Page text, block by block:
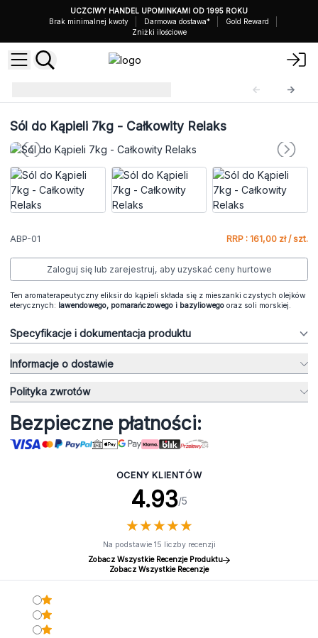
UCZCIWY HANDEL UPOMINKAMI OD 1995 ROKU
Brak minimalnej kwoty
Darmowa dostawa*
Gold Reward
Zniżki ilościowe
Sól do Kąpieli 7kg - Całkowity Relaks
ABP-01 RRP : 161,00 zł / szt.
Zaloguj się lub zarejestruj, aby uzyskać ceny hurtowe
Ten aromaterapeutyczny eliksir do kąpieli składa się z mieszanki czystych olejków
eterycznych: lawendowego, pomarańczowego i bazyliowego oraz soli morskiej.
Specyfikacje i dokumentacja produktu
Informacje o dostawie
Polityka zwrotów
Bezpieczne płatności:
OCENY KLIENTÓW
4.93/5
★★★★★
★★★★★
Na podstawie 15 liczby recenzji
Zobacz Wszystkie Recenzje Produktu
Zobacz Wszystkie Recenzje